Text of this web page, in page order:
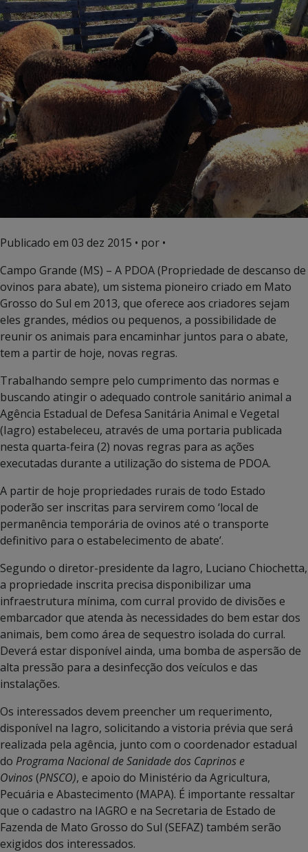
Publicado em 03 dez 2015 • por •
Campo Grande (MS) – A PDOA (Propriedade de descanso de
ovinos para abate), um sistema pioneiro criado em Mato
Grosso do Sul em 2013, que oferece aos criadores sejam
eles grandes, médios ou pequenos, a possibilidade de
reunir os animais para encaminhar juntos para o abate,
tem a partir de hoje, novas regras.
Trabalhando sempre pelo cumprimento das normas e
buscando atingir o adequado controle sanitário animal a
Agência Estadual de Defesa Sanitária Animal e Vegetal
(Iagro) estabeleceu, através de uma portaria publicada
nesta quarta-feira (2) novas regras para as ações
executadas durante a utilização do sistema de PDOA.
A partir de hoje propriedades rurais de todo Estado
poderão ser inscritas para servirem como ‘local de
permanência temporária de ovinos até o transporte
definitivo para o estabelecimento de abate’.
Segundo o diretor-presidente da Iagro, Luciano Chiochetta,
a propriedade inscrita precisa disponibilizar uma
infraestrutura mínima, com curral provido de divisões e
embarcador que atenda às necessidades do bem estar dos
animais, bem como área de sequestro isolada do curral.
Deverá estar disponível ainda, uma bomba de aspersão de
alta pressão para a desinfecção dos veículos e das
instalações.
Os interessados devem preencher um requerimento,
disponível na Iagro, solicitando a vistoria prévia que será
realizada pela agência, junto com o coordenador estadual
do Programa Nacional de Sanidade dos Caprinos e
Ovinos(PNSCO), e apoio do Ministério da Agricultura,
Pecuária e Abastecimento (MAPA). É importante ressaltar
que o cadastro na IAGRO e na Secretaria de Estado de
Fazenda de Mato Grosso do Sul (SEFAZ) também serão
exigidos dos interessados.